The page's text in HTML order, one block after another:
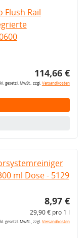
Flush Rail
114,66 €
gesetzl. MwSt., zzgl.Versandkosten
ml Dose - 5129
8,97 €
29,90 € pro 1 l
gesetzl. MwSt., zzgl.Versandkosten